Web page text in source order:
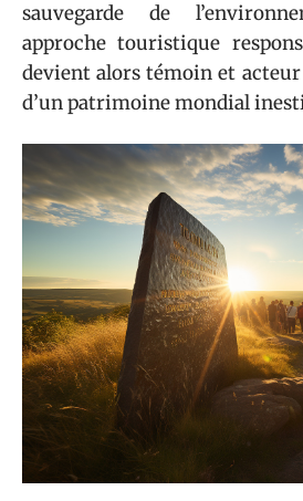
sauvegarde de
approche touristique
devient alors témoin et
d’un patrimoine mondial